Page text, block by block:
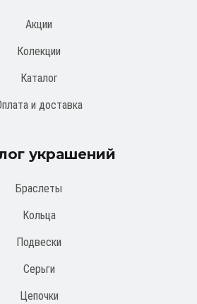
Акции
Колекции
Каталог
и доставка
украшений
Браслеты
Кольца
Подвески
Серьги
Цепочки